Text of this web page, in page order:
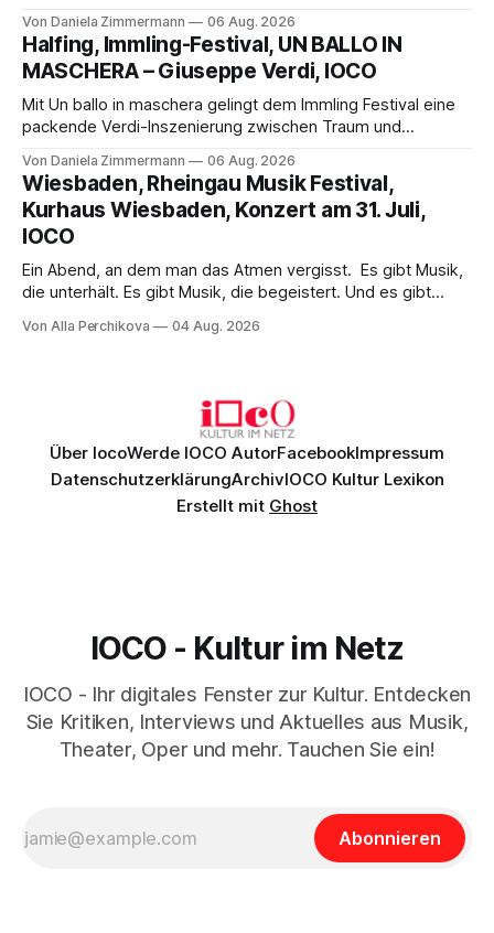
Aufführung mit starken Solisten und den Wiener
Philharmonikern, szenisch bleibt der zweite Akt jedoch
hinter den Erwartungen zurück.
Von Daniela Zimmermann 06 Aug. 2026
Halfing, Immling-Festival, UN BALLO IN
MASCHERA – Giuseppe Verdi, IOCO
Mit Un ballo in maschera gelingt dem Immling Festival eine
packende Verdi-Inszenierung zwischen Traum und
psychologische Tiefe mit starken Bildern, getragen von
einem spielfreudigen Ensemble und einer musikalisch
überzeugenden Gesamtleistung.
Von Daniela Zimmermann 06 Aug. 2026
Wiesbaden, Rheingau Musik Festival,
Kurhaus Wiesbaden, Konzert am 31. Juli,
IOCO
Ein Abend, an dem man das Atmen vergisst. Es gibt Musik,
die unterhält. Es gibt Musik, die begeistert. Und es gibt
Genau so war der Abend im Kurhaus Wiesbaden, an dem
Von Alla Perchikova 04 Aug. 2026
Über IocoWerde IOCO AutorFacebookImpressum
DatenschutzerklärungArchivIOCO Kultur Lexikon
Erstellt mit Ghost
IOCO - Kultur im Netz
IOCO - Ihr digitales Fenster zur Kultur. Entdecken
Sie Kritiken, Interviews und Aktuelles aus Musik,
Theater, Oper und mehr. Tauchen Sie ein!
Abonnieren